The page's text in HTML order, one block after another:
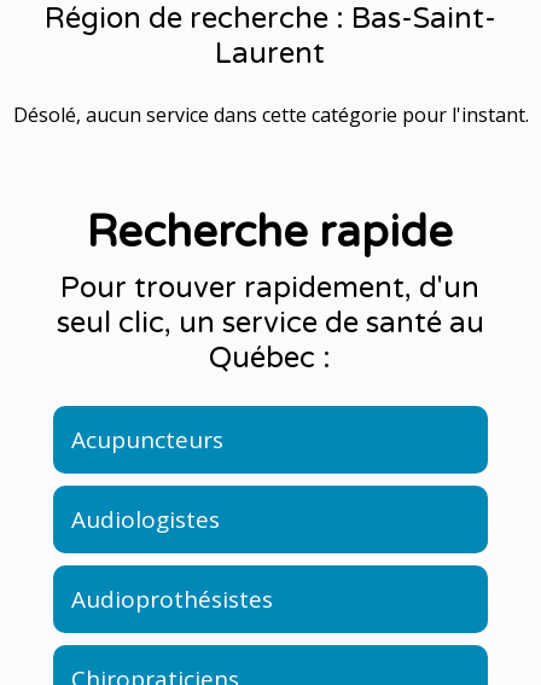
Région de recherche : Bas-Saint-
Laurent
Désolé, aucun service dans cette catégorie pour l'instant.
Recherche rapide
Pour trouver rapidement, d'un
seul clic, un service de santé au
Québec :
Acupuncteurs
Audiologistes
Audioprothésistes